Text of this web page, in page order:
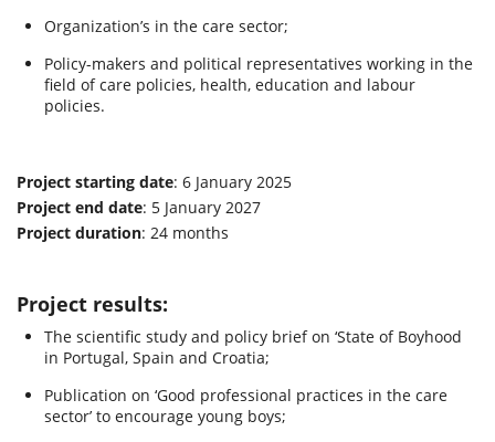
Organization’s in the care sector;
Policy-makers and political representatives working in the
field of care policies, health, education and labour
policies.
Project starting date: 6 January 2025
Project end date: 5 January 2027
Project duration: 24 months
Project results:
The scientific study and policy brief on ‘State of Boyhood
in Portugal, Spain and Croatia;
Publication on ‘Good professional practices in the care
sector’ to encourage young boys;